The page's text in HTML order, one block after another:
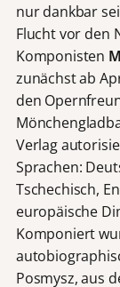
nur dankbar
Flucht vor den
Komponisten
zunächst ab
den
Verlag
Sprachen:
Tschechisch,
europäische
Komponiert
Posmysz, aus